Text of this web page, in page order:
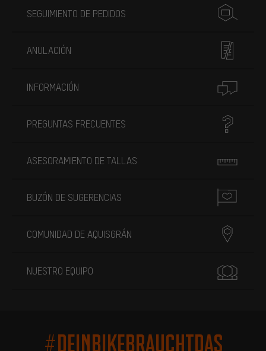
SEGUIMIENTO DE PEDIDOS
ANULACIÓN
INFORMACIÓN
PREGUNTAS FRECUENTES
ASESORAMIENTO DE TALLAS
BUZÓN DE SUGERENCIAS
COMUNIDAD DE AQUISGRÁN
NUESTRO EQUIPO
#DEINBIKEBRAUCHTDAS